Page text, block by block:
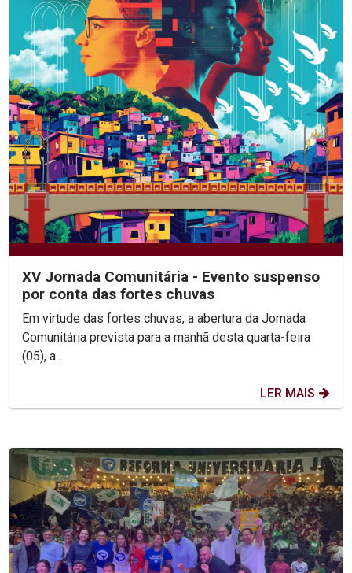
XV Jornada Comunitária - Evento suspenso
por conta das fortes chuvas
Em virtude das fortes chuvas, a abertura da Jornada
Comunitária prevista para a manhã desta quarta-feira
(05), a...
LER MAIS